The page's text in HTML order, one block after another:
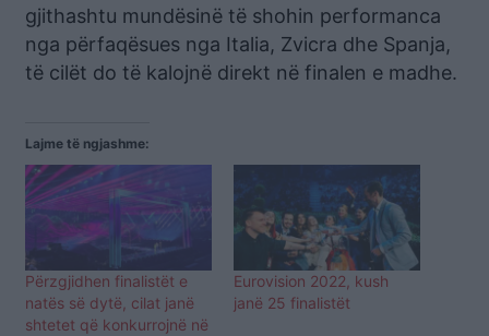
gjithashtu mundësinë të shohin performanca
nga përfaqësues nga Italia, Zvicra dhe Spanja,
të cilët do të kalojnë direkt në finalen e madhe.
Lajme të ngjashme:
Përzgjidhen finalistët e
natës së dytë, cilat janë
shtetet që konkurrojnë në
Eurovision 2022, kush
janë 25 finalistët